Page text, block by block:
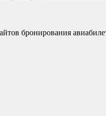
бронирования